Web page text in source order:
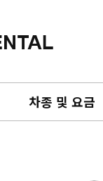
차종 및 요금